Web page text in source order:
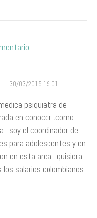
30/03/2015 19:01
psiquiatra de
en conocer ,como
el coordinador de
para adolescentes y en
en esta area…quisiera
salarios colombianos